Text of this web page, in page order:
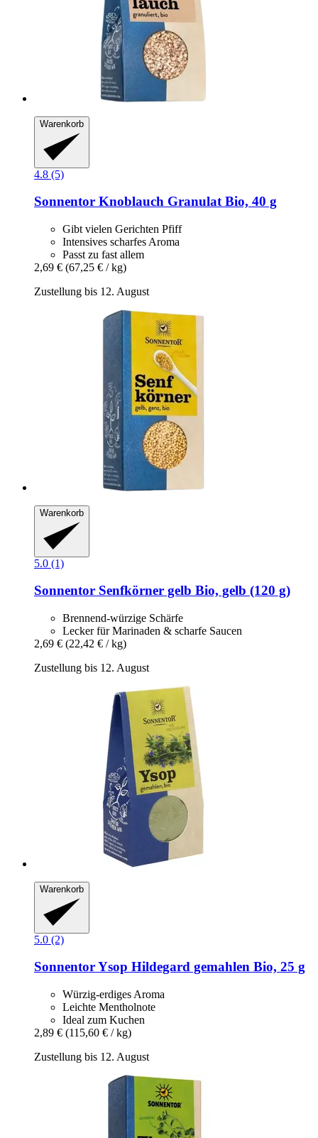
Warenkorb
4.8 (5)
Sonnentor Knoblauch Granulat Bio, 40 g
Gibt vielen Gerichten Pfiff
Intensives scharfes Aroma
Passt zu fast allem
2,69 € (67,25 € / kg)
Zustellung bis 12. August
Warenkorb
5.0 (1)
Sonnentor Senfkörner gelb Bio, gelb (120 g)
Brennend-würzige Schärfe
Lecker für Marinaden & scharfe Saucen
2,69 € (22,42 € / kg)
Zustellung bis 12. August
Warenkorb
5.0 (2)
SonnentorYsop Hildegard gemahlen Bio, 25 g
Würzig-erdiges Aroma
Leichte Mentholnote
Ideal zum Kuchen
2,89 € (115,60 € / kg)
Zustellung bis 12. August